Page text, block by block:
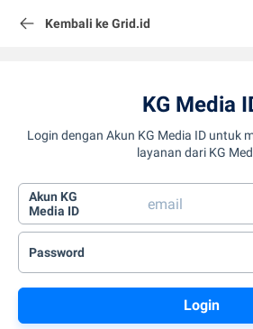
Kembali ke Grid.id
KG Media
Login dengan Akun KG Media ID untuk
layanan dari KG
Akun KG
Media ID
Password